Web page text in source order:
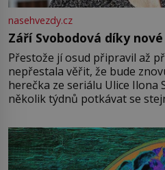
nasehvezdy.cz
Září Svobodová díky nové
Přestože jí osud připravil až
nepřestala věřit, že bude znovu
herečka ze seriálu Ulice Ilona
několik týdnů potkávat se